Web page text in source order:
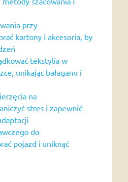
przy
kartony i akcesoria, by
tekstylia w
unikając bałaganu i
na
stres i zapewnić
do
pojazd i uniknąć